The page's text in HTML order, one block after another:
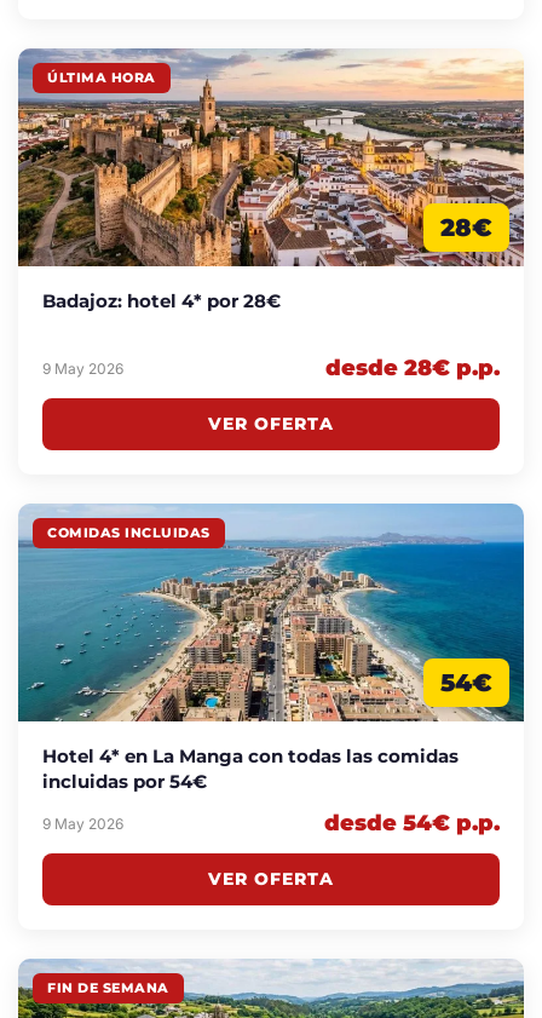
ÚLTIMA HORA
28€
Badajoz: hotel 4* por 28€
9 May 2026 desde 28€ p.p.
VER OFERTA
COMIDAS INCLUIDAS
54€
Hotel 4* en La Manga con todas las comidas
incluidas por 54€
9 May 2026 desde 54€ p.p.
VER OFERTA
FIN DE SEMANA